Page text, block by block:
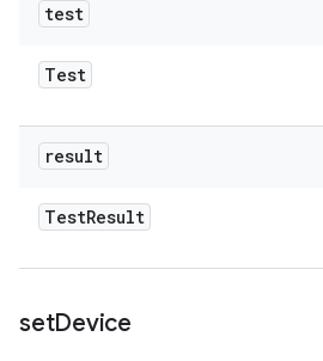
test
Test
result
TestResult
setDevice